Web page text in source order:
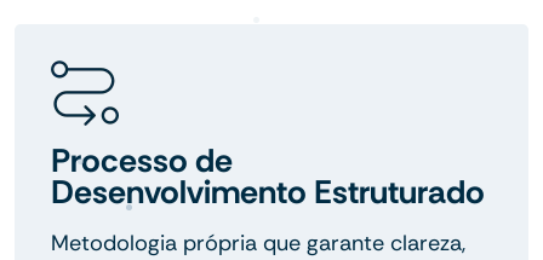
Processo de
Desenvolvimento Estruturado
Metodologia própria que garante clareza,